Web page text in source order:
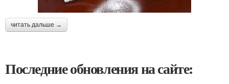
читать дальше →
Последние обновления на сайте: